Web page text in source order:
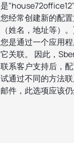
是
您经常创建新的配
（姓名，地址等）
您是通过一个应用
它关联。 因此，
联系客户支持后，
试通过不同的方法
邮件，此选项应该仍